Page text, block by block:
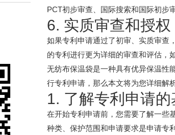
PCT初步审查、国际搜索和国际初步
6. 实质审查和授权
如果专利申请通过了初审、实质审查
的专利进行更为详细的审查和评估，
无纺布保温袋是一种具有优异保温性
行专利申请，那么本文将为您详细解
1. 了解专利申请
在开始专利申请前，您需要了解一些
种类、保护范围和申请要求是申请专